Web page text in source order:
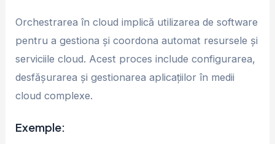
Orchestrarea în cloud implică utilizarea de software
pentru a gestiona și coordona automat resursele și
serviciile cloud. Acest proces include configurarea,
desfășurarea și gestionarea aplicațiilor în medii
cloud complexe.
Exemple: